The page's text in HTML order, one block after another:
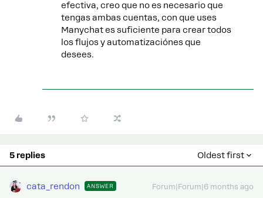
efectiva, creo que no es necesario que
tengas ambas cuentas, con que uses
Manychat es suficiente para crear todos
los flujos y automatizaciónes que
desees.
5 replies Oldest first
cata_rendon ANSWER Forum|Forum|6 months ago